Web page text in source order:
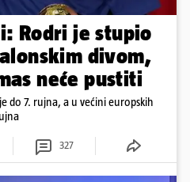
Rodri je stupio
divom,
neće pustiti
do 7. rujna, a u većini europskih
327